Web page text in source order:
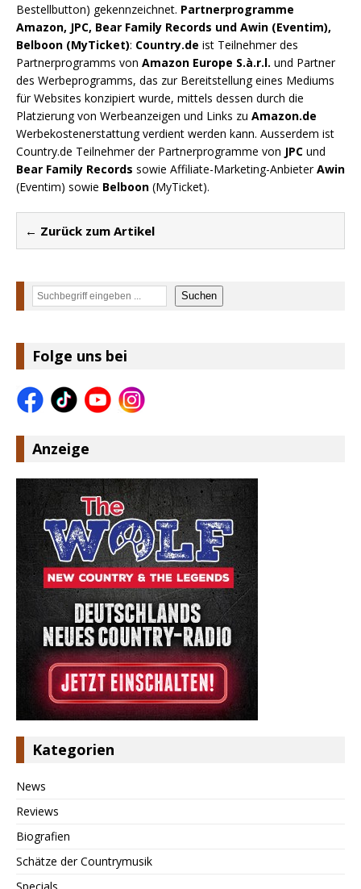
Bestellbutton) gekennzeichnet. Partnerprogramme
Amazon, JPC, Bear Family Records und Awin (Eventim),
Belboon (MyTicket): Country.de ist Teilnehmer des
Partnerprogramms von Amazon Europe S.à.r.l. und Partner
des Werbeprogramms, das zur Bereitstellung eines Mediums
für Websites konzipiert wurde, mittels dessen durch die
Platzierung von Werbeanzeigen und Links zu Amazon.de
Werbekostenerstattung verdient werden kann. Ausserdem ist
Country.de Teilnehmer der Partnerprogramme von JPC und
Bear Family Records sowie Affiliate-Marketing-AnbieterAwin
(Eventim) sowie Belboon (MyTicket).
← Zurück zum Artikel
Suchen Suchen
Folge uns bei
Anzeige
Kategorien
News
Reviews
Biografien
Schätze der Countrymusik